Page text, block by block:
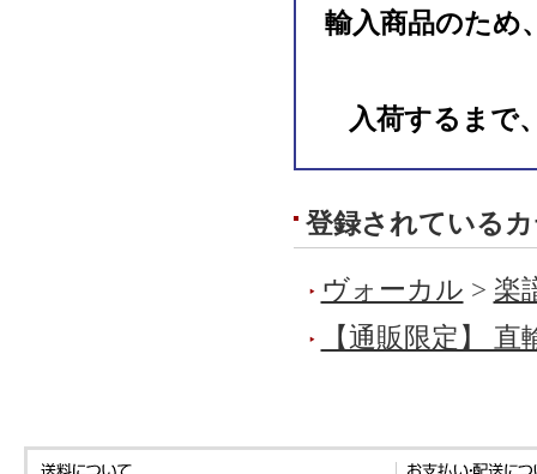
輸入商品のため
入荷するまで
登録されている
ヴォーカル > 楽
【通販限定】 直